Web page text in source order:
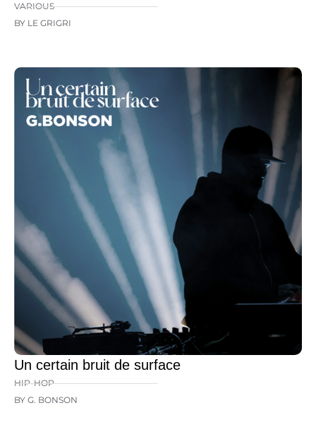
VARIOUS
BY LE GRIGRI
Un certain bruit de surface
HIP-HOP
BY G. BONSON